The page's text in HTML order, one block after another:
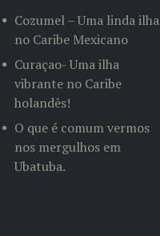
Cozumel – Uma linda ilha
no Caribe Mexicano
Curaçao- Uma ilha
vibrante no Caribe
holandês!
O que é comum vermos
nos mergulhos em
Ubatuba.